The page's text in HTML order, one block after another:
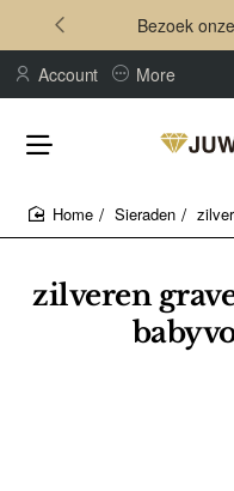
Bezoek
Account More
zilveren
Sieraden